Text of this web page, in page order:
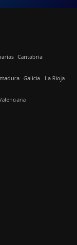
Cantabria
Galicia La Rioja